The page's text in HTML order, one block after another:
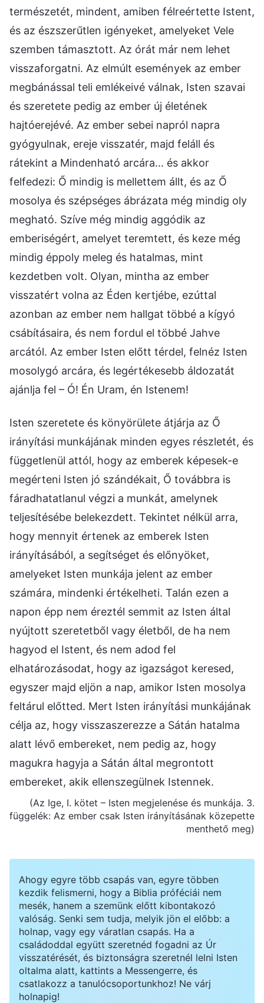
természetét, mindent, amiben félreértette Istent,
és az észszerűtlen igényeket, amelyeket Vele
szemben támasztott. Az órát már nem lehet
visszaforgatni. Az elmúlt események az ember
megbánással teli emlékeivé válnak, Isten szavai
és szeretete pedig az ember új életének
hajtóerejévé. Az ember sebei napról napra
gyógyulnak, ereje visszatér, majd feláll és
rátekint a Mindenható arcára... és akkor
felfedezi: Ő mindig is mellettem állt, és az Ő
mosolya és szépséges ábrázata még mindig oly
megható. Szíve még mindig aggódik az
emberiségért, amelyet teremtett, és keze még
mindig éppoly meleg és hatalmas, mint
kezdetben volt. Olyan, mintha az ember
visszatért volna az Éden kertjébe, ezúttal
azonban az ember nem hallgat többé a kígyó
csábításaira, és nem fordul el többé Jahve
arcától. Az ember Isten előtt térdel, felnéz Isten
mosolygó arcára, és legértékesebb áldozatát
ajánlja fel – Ó! Én Uram, én Istenem!
Isten szeretete és könyörülete átjárja az Ő
irányítási munkájának minden egyes részletét, és
függetlenül attól, hogy az emberek képesek-e
megérteni Isten jó szándékait, Ő továbbra is
fáradhatatlanul végzi a munkát, amelynek
teljesítésébe belekezdett. Tekintet nélkül arra,
hogy mennyit értenek az emberek Isten
irányításából, a segítséget és előnyöket,
amelyeket Isten munkája jelent az ember
számára, mindenki értékelheti. Talán ezen a
napon épp nem éreztél semmit az Isten által
nyújtott szeretetből vagy életből, de ha nem
hagyod el Istent, és nem adod fel
elhatározásodat, hogy az igazságot keresed,
egyszer majd eljön a nap, amikor Isten mosolya
feltárul előtted. Mert Isten irányítási munkájának
célja az, hogy visszaszerezze a Sátán hatalma
alatt lévő embereket, nem pedig az, hogy
magukra hagyja a Sátán által megrontott
embereket, akik ellenszegülnek Istennek.
(Az Ige, I. kötet – Isten megjelenése és munkája. 3.
függelék: Az ember csak Isten irányításának közepette
menthető meg)
Ahogy egyre több csapás van, egyre többen
kezdik felismerni, hogy a Biblia próféciái nem
mesék, hanem a szemünk előtt kibontakozó
valóság. Senki sem tudja, melyik jön el előbb: a
holnap, vagy egy váratlan csapás. Ha a
családoddal együtt szeretnéd fogadni az Úr
visszatérését, és biztonságra szeretnél lelni Isten
oltalma alatt, kattints a Messengerre, és
csatlakozz a tanulócsoportunkhoz! Ne várj
holnapig!